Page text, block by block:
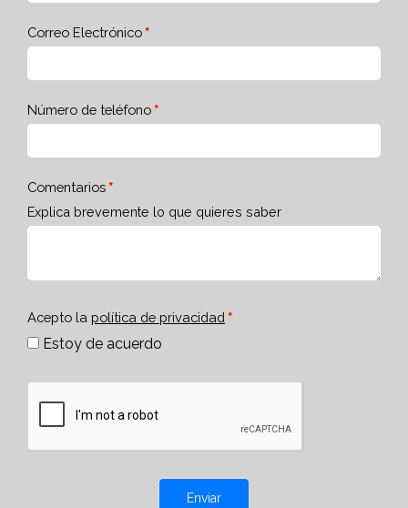
Correo Electrónico
Número de teléfono
Comentarios
Explica brevemente lo que quieres saber
Acepto la política de privacidad
Estoy de acuerdo
Enviar